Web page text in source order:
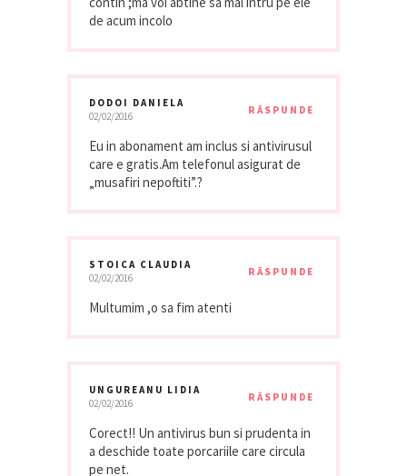
de acum incolo
DODOI DANIELA
02/02/2016
RĂSPUNDE
Eu in abonament am inclus si antivirusul
care e gratis.Am telefonul asigurat de
„musafiri nepoftiti”.?
STOICA CLAUDIA
02/02/2016
RĂSPUNDE
Multumim ,o sa fim atenti
UNGUREANU LIDIA
02/02/2016
RĂSPUNDE
Corect!! Un antivirus bun si prudenta in
a deschide toate porcariile care circula
pe net.